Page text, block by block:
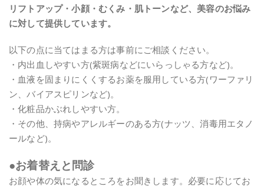
リフトアップ・小顔・むくみ・肌トーンなど、美容のお悩み
に対して提供しています。
以下の点に当てはまる方は事前にご相談ください。
・内出血しやすい方(紫斑病などにいらっしゃる方など)。
・血液を固まりにくくするお薬を服用している方(ワーファリ
ン、バイアスピリンなど)。
・化粧品かぶれしやすい方。
・その他、持病やアレルギーのある方(ナッツ、消毒用エタノ
ールなど)。
●お着替えと問診
お顔や体の気になるところをお聞きします。必要に応じてお